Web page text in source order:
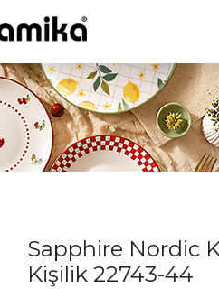
Sapphire Nordic
Kişilik 22743-44